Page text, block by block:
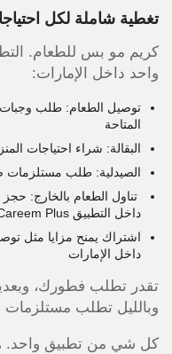
تغطية شاملة لكل
كريم مو بس للطعام.
واحد داخل الإمارات:
توصيل الطعام: طلب وجبات
المتاحة
البقالة: شراء احتياجات
الصيدلية: طلب مستلزمات
تناول الطعام بالخارج:
داخل التطبيق Careem Plus:
اشتراك يمنح مزايا مثل
داخل الإمارات
تقدر تطلب فطورك،
وبالليل تطلب مستلزمات
كل شي من تطبيق واحد.